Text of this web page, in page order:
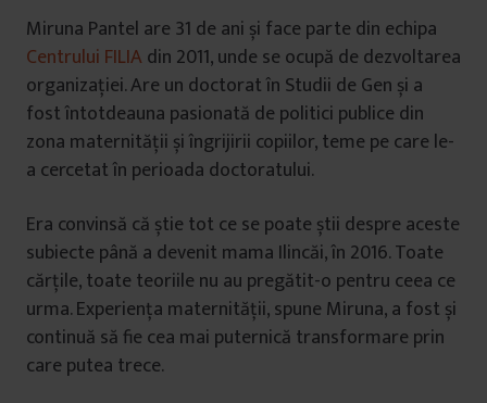
Miruna Pantel are 31 de ani și face parte din echipa
Centrului FILIA din 2011, unde se ocupă de dezvoltarea
organizației. Are un doctorat în Studii de Gen și a
fost întotdeauna pasionată de politici publice din
zona maternității și îngrijirii copiilor, teme pe care le-
a cercetat în perioada doctoratului.
Era convinsă că știe tot ce se poate știi despre aceste
subiecte până a devenit mama Ilincăi, în 2016. Toate
cărțile, toate teoriile nu au pregătit-o pentru ceea ce
urma. Experiența maternității, spune Miruna, a fost și
continuă să fie cea mai puternică transformare prin
care putea trece.